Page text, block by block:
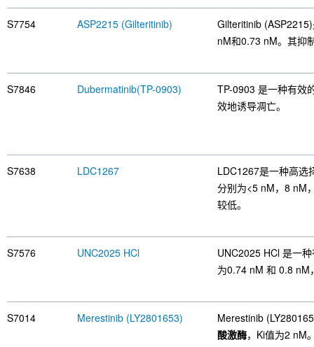
S7754 ASP2215 (Gilteritinib)
Gilteritinib
nM和0.73 nM。其抑
S7846 Dubermatinib(TP-0903)
TP-0903 是一种有效
效地诱导凋亡。
S7638 LDC1267
LDC1267是一种高选
分别为<5 nM，8 nM
较低。
S7576 UNC2025 HCl
UNC2025 HCl 是一
为0.74 nM 和 0.8 nM
S7014 Merestinib (LY2801653)
Merestinib
酸激酶，Ki值为2 nM